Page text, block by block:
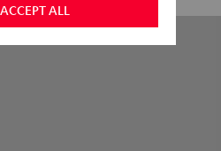
ACCEPT ALL